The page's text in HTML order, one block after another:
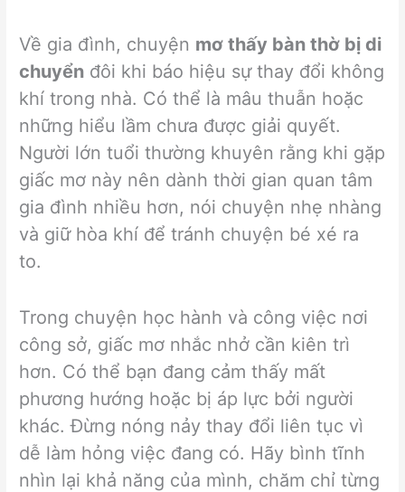
Về gia đình, chuyện mơ thấy bàn thờ bị di
chuyển đôi khi báo hiệu sự thay đổi không
khí trong nhà. Có thể là mâu thuẫn hoặc
những hiểu lầm chưa được giải quyết.
Người lớn tuổi thường khuyên rằng khi gặp
giấc mơ này nên dành thời gian quan tâm
gia đình nhiều hơn, nói chuyện nhẹ nhàng
và giữ hòa khí để tránh chuyện bé xé ra
to.
Trong chuyện học hành và công việc nơi
công sở, giấc mơ nhắc nhở cần kiên trì
hơn. Có thể bạn đang cảm thấy mất
phương hướng hoặc bị áp lực bởi người
khác. Đừng nóng nảy thay đổi liên tục vì
dễ làm hỏng việc đang có. Hãy bình tĩnh
nhìn lại khả năng của mình, chăm chỉ từng